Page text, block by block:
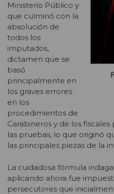
Ministerio Público y
que culminó con la
absolución de
todos los
imputados,
dictamen que se
basó
principalmente en
los graves errores
en los
procedimientos de
Carabineros y de los
las pruebas, lo que originó
las principales piezas de la
La cuidadosa fórmula
aplicando ahora fue
persecutores que